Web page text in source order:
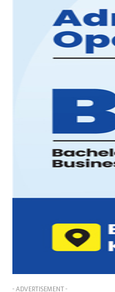
- ADVERTISEMENT -